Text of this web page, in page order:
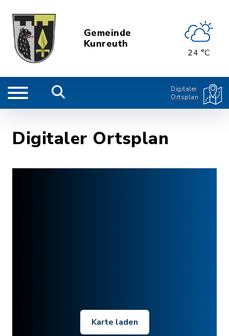
Gemeinde
Kunreuth
24 °C
Digitaler
Ortsplan
Digitaler Ortsplan
Karte laden